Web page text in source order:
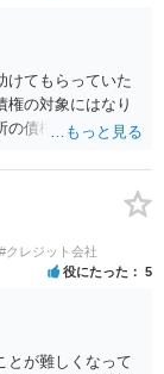
けてもらっていた
権の対象にはなり
の債権者一覧表に
れになるかと思い
#クレジット会社
役にたった 5
とが難しくなって